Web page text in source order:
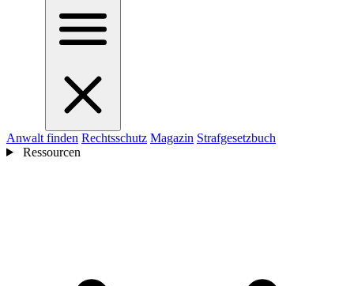
Anwalt finden Rechtsschutz Magazin Strafgesetzbuch
Ressourcen